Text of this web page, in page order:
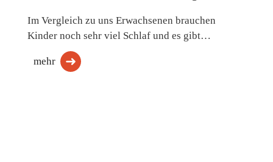
Im Vergleich zu uns Erwachsenen brauchen
Kinder noch sehr viel Schlaf und es gibt…
mehr